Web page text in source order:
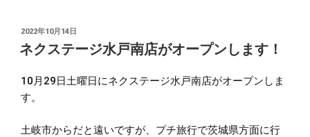
投
稿
日:
2022年10月14日
ネクステージ水戸南店がオープンします！
10月29日土曜日にネクステージ水戸南店がオープンしま
す。
土岐市からだと遠いですが、プチ旅行で茨城県方面に行